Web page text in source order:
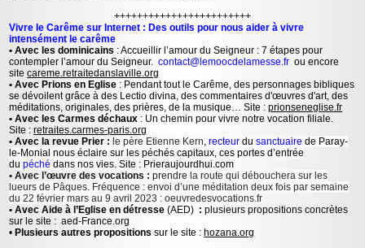
++++++++++++++++++++++++
Vivre le Carême sur Internet : Des outils pour nous aider à vivre
intensément le carême
• Avec les dominicains : Accueillir l’amour du Seigneur : 7 étapes pour
contempler l’amour du Seigneur.contact@lemoocdelamesse.fr ou encore
sitecareme.retraitedanslaville.org
• Avec Prions en Eglise : Pendant tout le Carême, des personnages bibliques
se dévoilent grâce à des Lectio divina, des commentaires d'œuvres d'art, des
méditations, originales, des prières, de la musique… Site :prionseneglise.fr
• Avec les Carmes déchaux : Un chemin pour vivre notre vocation filiale.
Site :retraites.carmes-paris.org
• Avec la revue Prier :le père Etienne Kern ,recteur dusanctuaire de Paray-
le-Monial nous éclaire sur les péchés capitaux, ces portes d’entrée
dupéché dans nos vies. Site : Prieraujourdhui.com
• Avec l’œuvre des vocations :prendre la route qui débouchera sur les
lueurs de Pâques. Fréquence : envoi d’une méditation deux fois par semaine
du 22 février mars au 9 avril 2023 : oeuvredesvocations.fr
• Avec Aide à l’Eglise en détresse(AED) :plusieurs propositions concrètes
sur le site : aed-France.org
•Plusieurs autres propositions sur le site :hozana.org